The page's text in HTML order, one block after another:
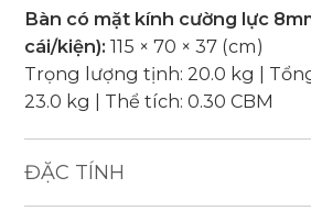
Bàn có mặt kính cường lực
cái/kiện): 115 × 70 × 37 (cm)
Trọng lượng tịnh: 20.0 kg |
23.0 kg | Thể tích: 0.30 CBM
ĐẶC TÍNH